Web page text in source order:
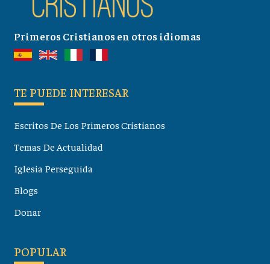
Primeros Cristianos en otros idiomas
TE PUEDE INTERESAR
Escritos De Los Primeros Cristianos
Temas De Actualidad
Iglesia Perseguida
Blogs
Donar
POPULAR